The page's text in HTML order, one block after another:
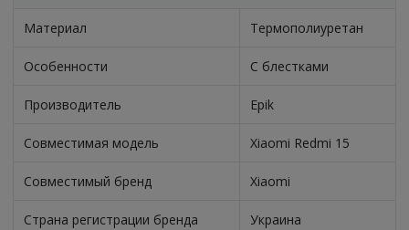
Материал Термополиуретан
Особенности С блестками
Производитель Epik
Совместимая модель Xiaomi Redmi 15
Совместимый бренд Xiaomi
Страна регистрации бренда Украина